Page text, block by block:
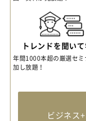
トレンドを聞い
年間1000本超の厳選セミ
加し放題！
ビジネス